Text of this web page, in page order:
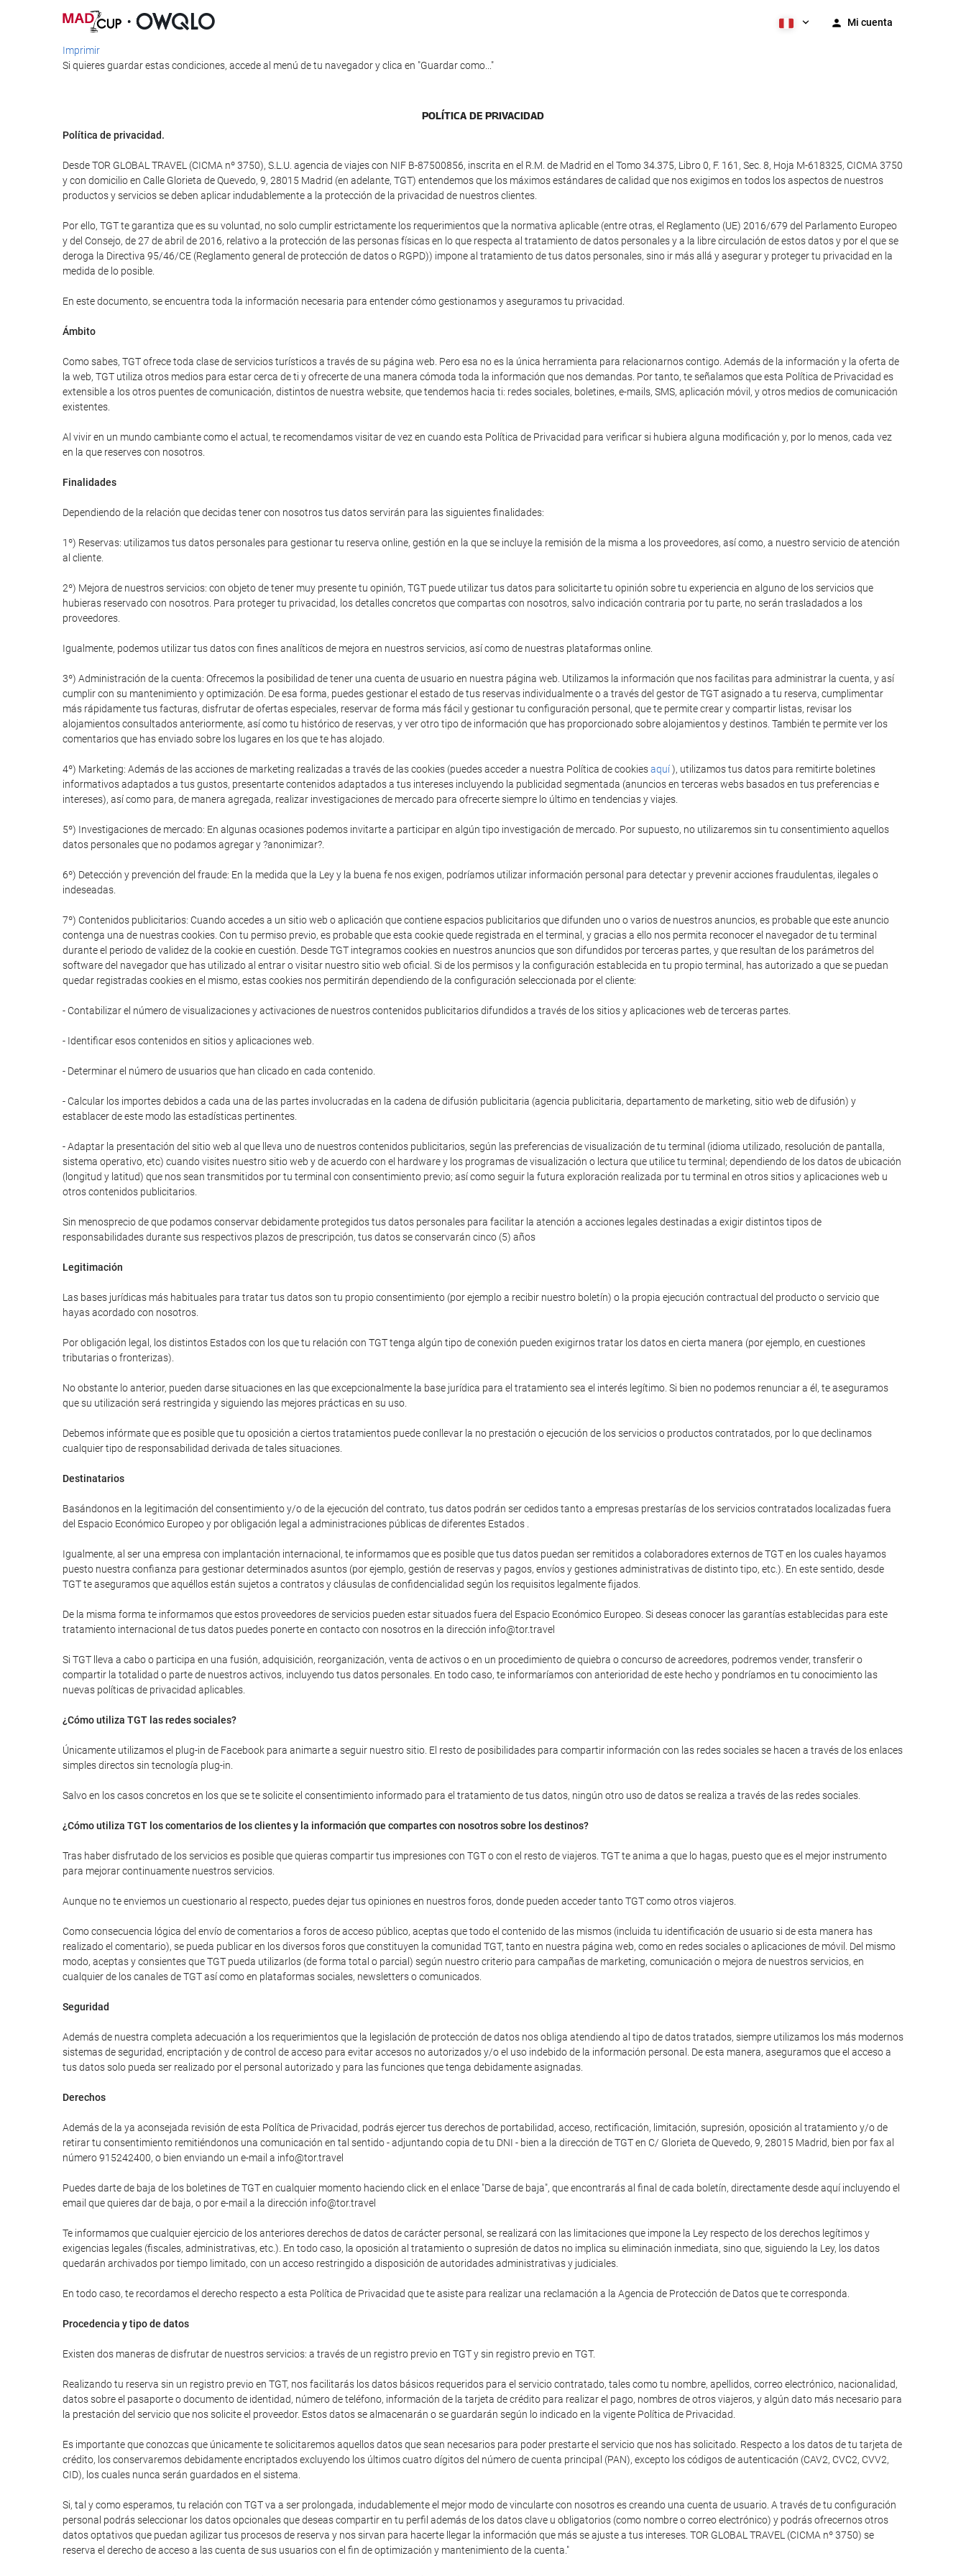
Mi cuenta
Imprimir
Si quieres guardar estas condiciones, accede al menú de tu navegador y clica en "Guardar como..."
POLÍTICA DE PRIVACIDAD
Política de privacidad.
Desde TOR GLOBAL TRAVEL (CICMA nº 3750), S.L.U. agencia de viajes con NIF B-87500856, inscrita en el R.M. de Madrid en el Tomo 34.375, Libro 0, F. 161, Sec. 8, Hoja M-618325, CICMA 3750
y con domicilio en Calle Glorieta de Quevedo, 9, 28015 Madrid (en adelante, TGT) entendemos que los máximos estándares de calidad que nos exigimos en todos los aspectos de nuestros
productos y servicios se deben aplicar indudablemente a la protección de la privacidad de nuestros clientes.
Por ello, TGT te garantiza que es su voluntad, no solo cumplir estrictamente los requerimientos que la normativa aplicable (entre otras, el Reglamento (UE) 2016/679 del Parlamento Europeo
y del Consejo, de 27 de abril de 2016, relativo a la protección de las personas físicas en lo que respecta al tratamiento de datos personales y a la libre circulación de estos datos y por el que se
deroga la Directiva 95/46/CE (Reglamento general de protección de datos o RGPD)) impone al tratamiento de tus datos personales, sino ir más allá y asegurar y proteger tu privacidad en la
medida de lo posible.
En este documento, se encuentra toda la información necesaria para entender cómo gestionamos y aseguramos tu privacidad.
Ámbito
Como sabes, TGT ofrece toda clase de servicios turísticos a través de su página web. Pero esa no es la única herramienta para relacionarnos contigo. Además de la información y la oferta de
la web, TGT utiliza otros medios para estar cerca de ti y ofrecerte de una manera cómoda toda la información que nos demandas. Por tanto, te señalamos que esta Política de Privacidad es
extensible a los otros puentes de comunicación, distintos de nuestra website, que tendemos hacia ti: redes sociales, boletines, e-mails, SMS, aplicación móvil, y otros medios de comunicación
existentes.
Al vivir en un mundo cambiante como el actual, te recomendamos visitar de vez en cuando esta Política de Privacidad para verificar si hubiera alguna modificación y, por lo menos, cada vez
en la que reserves con nosotros.
Finalidades
Dependiendo de la relación que decidas tener con nosotros tus datos servirán para las siguientes finalidades:
1º) Reservas: utilizamos tus datos personales para gestionar tu reserva online, gestión en la que se incluye la remisión de la misma a los proveedores, así como, a nuestro servicio de atención
al cliente.
2º) Mejora de nuestros servicios: con objeto de tener muy presente tu opinión, TGT puede utilizar tus datos para solicitarte tu opinión sobre tu experiencia en alguno de los servicios que
hubieras reservado con nosotros. Para proteger tu privacidad, los detalles concretos que compartas con nosotros, salvo indicación contraria por tu parte, no serán trasladados a los
proveedores.
Igualmente, podemos utilizar tus datos con fines analíticos de mejora en nuestros servicios, así como de nuestras plataformas online.
3º) Administración de la cuenta: Ofrecemos la posibilidad de tener una cuenta de usuario en nuestra página web. Utilizamos la información que nos facilitas para administrar la cuenta, y así
cumplir con su mantenimiento y optimización. De esa forma, puedes gestionar el estado de tus reservas individualmente o a través del gestor de TGT asignado a tu reserva, cumplimentar
más rápidamente tus facturas, disfrutar de ofertas especiales, reservar de forma más fácil y gestionar tu configuración personal, que te permite crear y compartir listas, revisar los
alojamientos consultados anteriormente, así como tu histórico de reservas, y ver otro tipo de información que has proporcionado sobre alojamientos y destinos. También te permite ver los
comentarios que has enviado sobre los lugares en los que te has alojado.
4º) Marketing: Además de las acciones de marketing realizadas a través de las cookies (puedes acceder a nuestra Política de cookiesaquí), utilizamos tus datos para remitirte boletines
informativos adaptados a tus gustos, presentarte contenidos adaptados a tus intereses incluyendo la publicidad segmentada (anuncios en terceras webs basados en tus preferencias e
intereses), así como para, de manera agregada, realizar investigaciones de mercado para ofrecerte siempre lo último en tendencias y viajes.
5º) Investigaciones de mercado: En algunas ocasiones podemos invitarte a participar en algún tipo investigación de mercado. Por supuesto, no utilizaremos sin tu consentimiento aquellos
datos personales que no podamos agregar y ?anonimizar?.
6º) Detección y prevención del fraude: En la medida que la Ley y la buena fe nos exigen, podríamos utilizar información personal para detectar y prevenir acciones fraudulentas, ilegales o
indeseadas.
7º) Contenidos publicitarios: Cuando accedes a un sitio web o aplicación que contiene espacios publicitarios que difunden uno o varios de nuestros anuncios, es probable que este anuncio
contenga una de nuestras cookies. Con tu permiso previo, es probable que esta cookie quede registrada en el terminal, y gracias a ello nos permita reconocer el navegador de tu terminal
durante el periodo de validez de la cookie en cuestión. Desde TGT integramos cookies en nuestros anuncios que son difundidos por terceras partes, y que resultan de los parámetros del
software del navegador que has utilizado al entrar o visitar nuestro sitio web oficial. Si de los permisos y la configuración establecida en tu propio terminal, has autorizado a que se puedan
quedar registradas cookies en el mismo, estas cookies nos permitirán dependiendo de la configuración seleccionada por el cliente:
- Contabilizar el número de visualizaciones y activaciones de nuestros contenidos publicitarios difundidos a través de los sitios y aplicaciones web de terceras partes.
- Identificar esos contenidos en sitios y aplicaciones web.
- Determinar el número de usuarios que han clicado en cada contenido.
- Calcular los importes debidos a cada una de las partes involucradas en la cadena de difusión publicitaria (agencia publicitaria, departamento de marketing, sitio web de difusión) y
establacer de este modo las estadísticas pertinentes.
- Adaptar la presentación del sitio web al que lleva uno de nuestros contenidos publicitarios, según las preferencias de visualización de tu terminal (idioma utilizado, resolución de pantalla,
sistema operativo, etc) cuando visites nuestro sitio web y de acuerdo con el hardware y los programas de visualización o lectura que utilice tu terminal; dependiendo de los datos de ubicación
(longitud y latitud) que nos sean transmitidos por tu terminal con consentimiento previo; así como seguir la futura exploración realizada por tu terminal en otros sitios y aplicaciones web u
otros contenidos publicitarios.
Sin menosprecio de que podamos conservar debidamente protegidos tus datos personales para facilitar la atención a acciones legales destinadas a exigir distintos tipos de
responsabilidades durante sus respectivos plazos de prescripción, tus datos se conservarán cinco (5) años
Legitimación
Las bases jurídicas más habituales para tratar tus datos son tu propio consentimiento (por ejemplo a recibir nuestro boletín) o la propia ejecución contractual del producto o servicio que
hayas acordado con nosotros.
Por obligación legal, los distintos Estados con los que tu relación con TGT tenga algún tipo de conexión pueden exigirnos tratar los datos en cierta manera (por ejemplo, en cuestiones
tributarias o fronterizas).
No obstante lo anterior, pueden darse situaciones en las que excepcionalmente la base jurídica para el tratamiento sea el interés legítimo. Si bien no podemos renunciar a él, te aseguramos
que su utilización será restringida y siguiendo las mejores prácticas en su uso.
Debemos infórmate que es posible que tu oposición a ciertos tratamientos puede conllevar la no prestación o ejecución de los servicios o productos contratados, por lo que declinamos
cualquier tipo de responsabilidad derivada de tales situaciones.
Destinatarios
Basándonos en la legitimación del consentimiento y/o de la ejecución del contrato, tus datos podrán ser cedidos tanto a empresas prestarías de los servicios contratados localizadas fuera
del Espacio Económico Europeo y por obligación legal a administraciones públicas de diferentes Estados .
Igualmente, al ser una empresa con implantación internacional, te informamos que es posible que tus datos puedan ser remitidos a colaboradores externos de TGT en los cuales hayamos
puesto nuestra confianza para gestionar determinados asuntos (por ejemplo, gestión de reservas y pagos, envíos y gestiones administrativas de distinto tipo, etc.). En este sentido, desde
TGT te aseguramos que aquéllos están sujetos a contratos y cláusulas de confidencialidad según los requisitos legalmente fijados.
De la misma forma te informamos que estos proveedores de servicios pueden estar situados fuera del Espacio Económico Europeo. Si deseas conocer las garantías establecidas para este
tratamiento internacional de tus datos puedes ponerte en contacto con nosotros en la dirección info@tor.travel
Si TGT lleva a cabo o participa en una fusión, adquisición, reorganización, venta de activos o en un procedimiento de quiebra o concurso de acreedores, podremos vender, transferir o
compartir la totalidad o parte de nuestros activos, incluyendo tus datos personales. En todo caso, te informaríamos con anterioridad de este hecho y pondríamos en tu conocimiento las
nuevas políticas de privacidad aplicables.
¿Cómo utiliza TGT las redes sociales?
Únicamente utilizamos el plug-in de Facebook para animarte a seguir nuestro sitio. El resto de posibilidades para compartir información con las redes sociales se hacen a través de los enlaces
simples directos sin tecnología plug-in.
Salvo en los casos concretos en los que se te solicite el consentimiento informado para el tratamiento de tus datos, ningún otro uso de datos se realiza a través de las redes sociales.
¿Cómo utiliza TGT los comentarios de los clientes y la información que compartes con nosotros sobre los destinos?
Tras haber disfrutado de los servicios es posible que quieras compartir tus impresiones con TGT o con el resto de viajeros. TGT te anima a que lo hagas, puesto que es el mejor instrumento
para mejorar continuamente nuestros servicios.
Aunque no te enviemos un cuestionario al respecto, puedes dejar tus opiniones en nuestros foros, donde pueden acceder tanto TGT como otros viajeros.
Como consecuencia lógica del envío de comentarios a foros de acceso público, aceptas que todo el contenido de las mismos (incluida tu identificación de usuario si de esta manera has
realizado el comentario), se pueda publicar en los diversos foros que constituyen la comunidad TGT, tanto en nuestra página web, como en redes sociales o aplicaciones de móvil. Del mismo
modo, aceptas y consientes que TGT pueda utilizarlos (de forma total o parcial) según nuestro criterio para campañas de marketing, comunicación o mejora de nuestros servicios, en
cualquier de los canales de TGT así como en plataformas sociales, newsletters o comunicados.
Seguridad
Además de nuestra completa adecuación a los requerimientos que la legislación de protección de datos nos obliga atendiendo al tipo de datos tratados, siempre utilizamos los más modernos
sistemas de seguridad, encriptación y de control de acceso para evitar accesos no autorizados y/o el uso indebido de la información personal. De esta manera, aseguramos que el acceso a
tus datos solo pueda ser realizado por el personal autorizado y para las funciones que tenga debidamente asignadas.
Derechos
Además de la ya aconsejada revisión de esta Política de Privacidad, podrás ejercer tus derechos de portabilidad, acceso, rectificación, limitación, supresión, oposición al tratamiento y/o de
retirar tu consentimiento remitiéndonos una comunicación en tal sentido - adjuntando copia de tu DNI - bien a la dirección de TGT en C/ Glorieta de Quevedo, 9, 28015 Madrid, bien por fax al
número 915242400, o bien enviando un e-mail a info@tor.travel
Puedes darte de baja de los boletines de TGT en cualquier momento haciendo click en el enlace "Darse de baja", que encontrarás al final de cada boletín, directamente desde aquí incluyendo el
email que quieres dar de baja, o por e-mail a la dirección info@tor.travel
Te informamos que cualquier ejercicio de los anteriores derechos de datos de carácter personal, se realizará con las limitaciones que impone la Ley respecto de los derechos legítimos y
exigencias legales (fiscales, administrativas, etc.). En todo caso, la oposición al tratamiento o supresión de datos no implica su eliminación inmediata, sino que, siguiendo la Ley, los datos
quedarán archivados por tiempo limitado, con un acceso restringido a disposición de autoridades administrativas y judiciales.
En todo caso, te recordamos el derecho respecto a esta Política de Privacidad que te asiste para realizar una reclamación a la Agencia de Protección de Datos que te corresponda.
Procedencia y tipo de datos
Existen dos maneras de disfrutar de nuestros servicios: a través de un registro previo en TGT y sin registro previo en TGT.
Realizando tu reserva sin un registro previo en TGT, nos facilitarás los datos básicos requeridos para el servicio contratado, tales como tu nombre, apellidos, correo electrónico, nacionalidad,
datos sobre el pasaporte o documento de identidad, número de teléfono, información de la tarjeta de crédito para realizar el pago, nombres de otros viajeros, y algún dato más necesario para
la prestación del servicio que nos solicite el proveedor. Estos datos se almacenarán o se guardarán según lo indicado en la vigente Política de Privacidad.
Es importante que conozcas que únicamente te solicitaremos aquellos datos que sean necesarios para poder prestarte el servicio que nos has solicitado. Respecto a los datos de tu tarjeta de
crédito, los conservaremos debidamente encriptados excluyendo los últimos cuatro dígitos del número de cuenta principal (PAN), excepto los códigos de autenticación (CAV2, CVC2, CVV2,
CID), los cuales nunca serán guardados en el sistema.
Si, tal y como esperamos, tu relación con TGT va a ser prolongada, indudablemente el mejor modo de vincularte con nosotros es creando una cuenta de usuario. A través de tu configuración
personal podrás seleccionar los datos opcionales que deseas compartir en tu perfil además de los datos clave u obligatorios (como nombre o correo electrónico) y podrás ofrecernos otros
datos optativos que puedan agilizar tus procesos de reserva y nos sirvan para hacerte llegar la información que más se ajuste a tus intereses. TOR GLOBAL TRAVEL (CICMA nº 3750) se
reserva el derecho de acceso a las cuenta de sus usuarios con el fin de optimización y mantenimiento de la cuenta."